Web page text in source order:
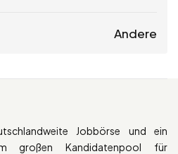
Andere
Jobbörse und ein
großen Kandidatenpool für